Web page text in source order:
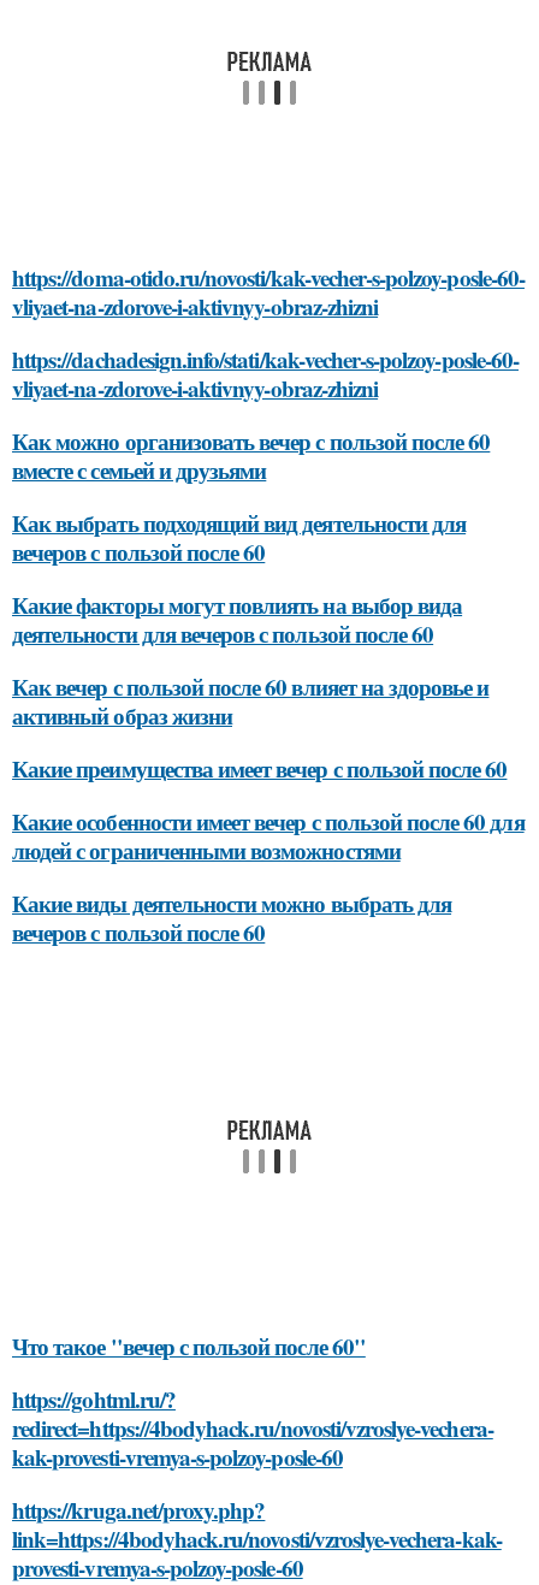
https://doma-otido.ru/novosti/kak-vecher-s-polzoy-posle-60-
vliyaet-na-zdorove-i-aktivnyy-obraz-zhizni
https://dachadesign.info/stati/kak-vecher-s-polzoy-posle-60-
vliyaet-na-zdorove-i-aktivnyy-obraz-zhizni
Как можно организовать вечер с пользой после 60
вместе с семьей и друзьями
Как выбрать подходящий вид деятельности для
вечеров с пользой после 60
Какие факторы могут повлиять на выбор вида
деятельности для вечеров с пользой после 60
Как вечер с пользой после 60 влияет на здоровье и
активный образ жизни
Какие преимущества имеет вечер с пользой после 60
Какие особенности имеет вечер с пользой после 60 для
людей с ограниченными возможностями
Какие виды деятельности можно выбрать для
вечеров с пользой после 60
Что такое "вечер с пользой после 60"
https://gohtml.ru/?
redirect=https://4bodyhack.ru/novosti/vzroslye-vechera-
kak-provesti-vremya-s-polzoy-posle-60
https://kruga.net/proxy.php?
link=https://4bodyhack.ru/novosti/vzroslye-vechera-kak-
provesti-vremya-s-polzoy-posle-60